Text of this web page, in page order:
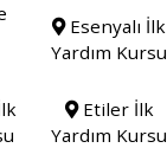
Esenyalı İlk
Yardım Kursu
Etiler İlk
Yardım Kursu